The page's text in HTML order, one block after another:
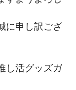
に申し訳ござ
し活グッズガ